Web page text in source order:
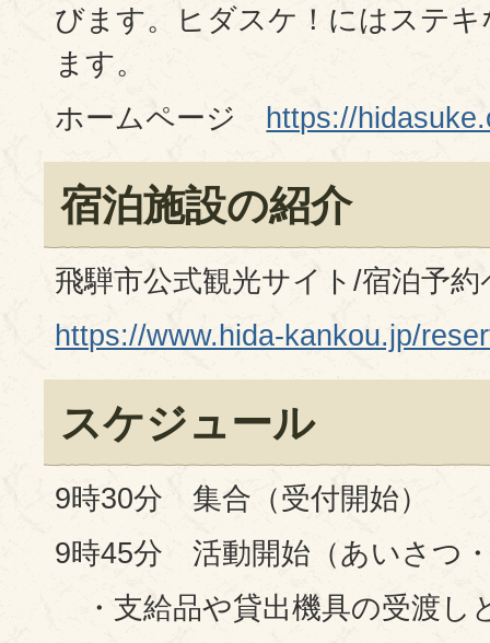
びます。ヒダスケ！にはステ
ます。
ホームページ https://
宿泊施設の紹介
飛騨市公式観光サイト/宿泊予約
https://www.hida-kankou.jp/
スケジュール
9時30分 集合（受付開始）
9時45分 活動開始（あいさつ
・支給品や貸出機具の受渡し